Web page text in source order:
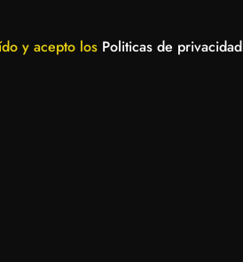
y acepto los Politicas de privacidad